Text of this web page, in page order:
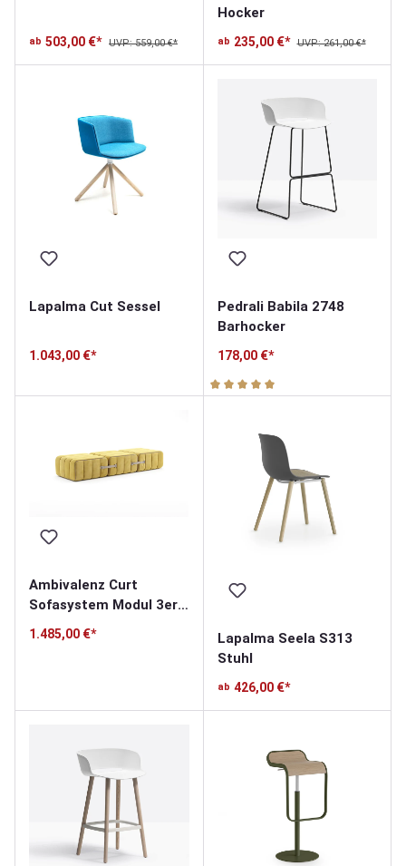
ab 503,00 €* UVP: 559,00 €*
Hocker
ab 235,00 €* UVP: 261,00 €*
Lapalma Cut Sessel
1.043,00 €*
Pedrali Babila 2748
Barhocker
178,00 €*
Durchschnittliche Bewertung
Ambivalenz Curt
Sofasystem Modul 3er-
Set
1.485,00 €*
Lapalma Seela S313
Stuhl
ab 426,00 €*